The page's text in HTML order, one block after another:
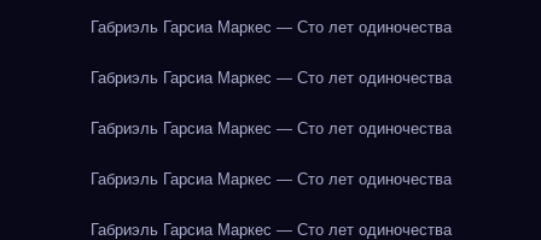
Габриэль Гарсиа Маркес — Сто лет одиночества
Габриэль Гарсиа Маркес — Сто лет одиночества
Габриэль Гарсиа Маркес — Сто лет одиночества
Габриэль Гарсиа Маркес — Сто лет одиночества
Габриэль Гарсиа Маркес — Сто лет одиночества